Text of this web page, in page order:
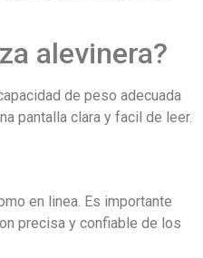
alevinera?
de peso adecuada
pantalla clara y facil de leer.
en linea. Es importante
precisa y confiable de los